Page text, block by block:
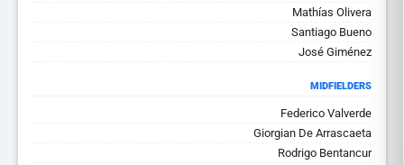
Mathías Olivera
Santiago Bueno
José Giménez
MIDFIELDERS
Federico Valverde
Giorgian De Arrascaeta
Rodrigo Bentancur